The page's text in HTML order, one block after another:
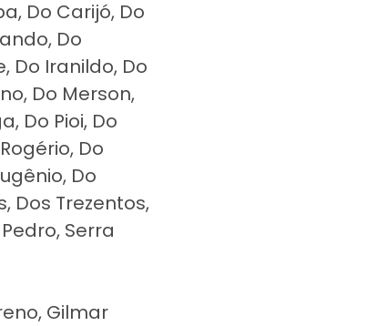
Do Carijó, Do
Do
Do Iranildo, Do
Do Merson,
Do Pioi, Do
Do
Do
Dos Trezentos,
Serra
Gilmar